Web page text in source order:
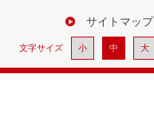
サイトマップ
小 中 大